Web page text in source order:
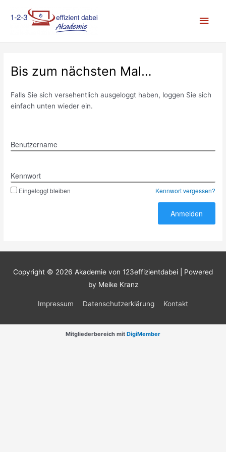
Inhalt
Bis zum nächsten Mal…
Falls Sie sich versehentlich ausgeloggt haben, loggen Sie sich
einfach unten wieder ein.
Benutzername
Kennwort
Eingeloggt bleiben Kennwort vergessen?
Copyright © 2026 Akademie von 123effizientdabei | Powered
by Meike Kranz
Impressum Datenschutzerklärung Kontakt
Mitgliederbereich mit DigiMember